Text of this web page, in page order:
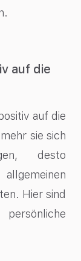
auf die
auf die
sie sich
desto
Hier sind